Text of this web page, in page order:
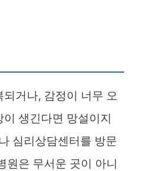
거나, 감정이 너무 오
생긴다면 망설이지
심리상담센터를 방문
원은 무서운 곳이 아니